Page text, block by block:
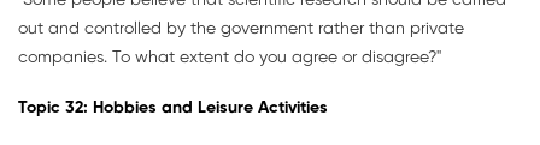
out and controlled by the government rather than private
companies. To what extent do you agree or disagree?"
Topic 32: Hobbies and Leisure Activities